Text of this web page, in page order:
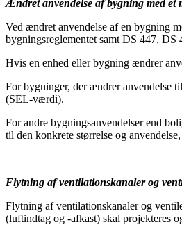
Ændret anvendelse af bygning med et
Ved ændret anvendelse af en bygning
bygningsreglementet samt DS 447, DS
Hvis en enhed eller bygning ændrer
For bygninger, der ændrer anvendelse
(SEL-værdi).
For andre bygningsanvendelser end
til den konkrete størrelse og
Flytning af ventilationskanaler og
Flytning af ventilationskanaler og
(luftindtag og -afkast) skal projekteres